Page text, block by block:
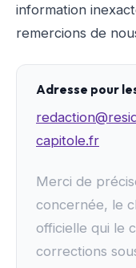
information
remercions de
Adresse pour
capitole.fr
Merci de
concernée, le
officielle qui le
corrections